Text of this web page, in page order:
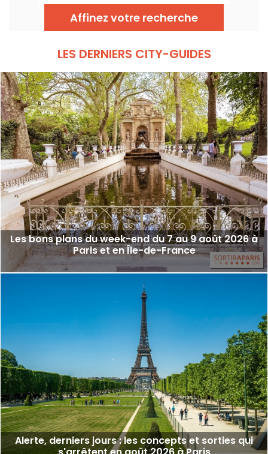
Affinez votre recherche
LES DERNIERS CITY-GUIDES
Les bons plans du week-end du 7 au 9 août 2026 à
Paris et en Île-de-France
Alerte, derniers jours : les concepts et sorties qui